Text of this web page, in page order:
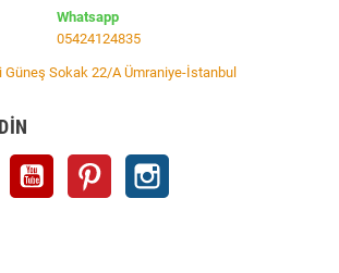
Whatsapp
05424124835
Güneş Sokak 22/A Ümraniye-İstanbul
Twitter YouTube Pinterest